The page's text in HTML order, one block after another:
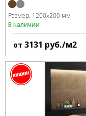
Размер: 1200x200 мм
В наличии
от 3131 руб./м2